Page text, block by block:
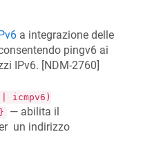
a integrazione delle
pingv6 ai
IPv6. [NDM-2760]
— abilita il
un indirizzo